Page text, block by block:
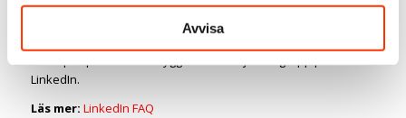
Avvisa
prenumeranter.
LinkedIn.
Läs mer: LinkedIn FAQ